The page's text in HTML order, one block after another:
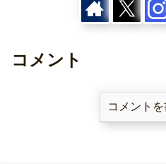
コメント
コメント